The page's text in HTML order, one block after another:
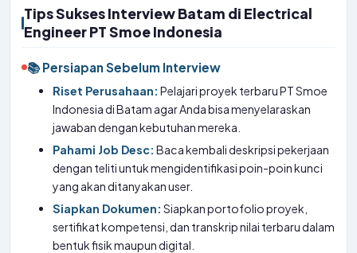
Tips Sukses Interview Batam di Electrical
Engineer PT Smoe Indonesia
📚 Persiapan Sebelum Interview
Riset Perusahaan: Pelajari proyek terbaru PT Smoe
Indonesia di Batam agar Anda bisa menyelaraskan
jawaban dengan kebutuhan mereka.
Pahami Job Desc: Baca kembali deskripsi pekerjaan
dengan teliti untuk mengidentifikasi poin-poin kunci
yang akan ditanyakan user.
Siapkan Dokumen: Siapkan portofolio proyek,
sertifikat kompetensi, dan transkrip nilai terbaru dalam
bentuk fisik maupun digital.